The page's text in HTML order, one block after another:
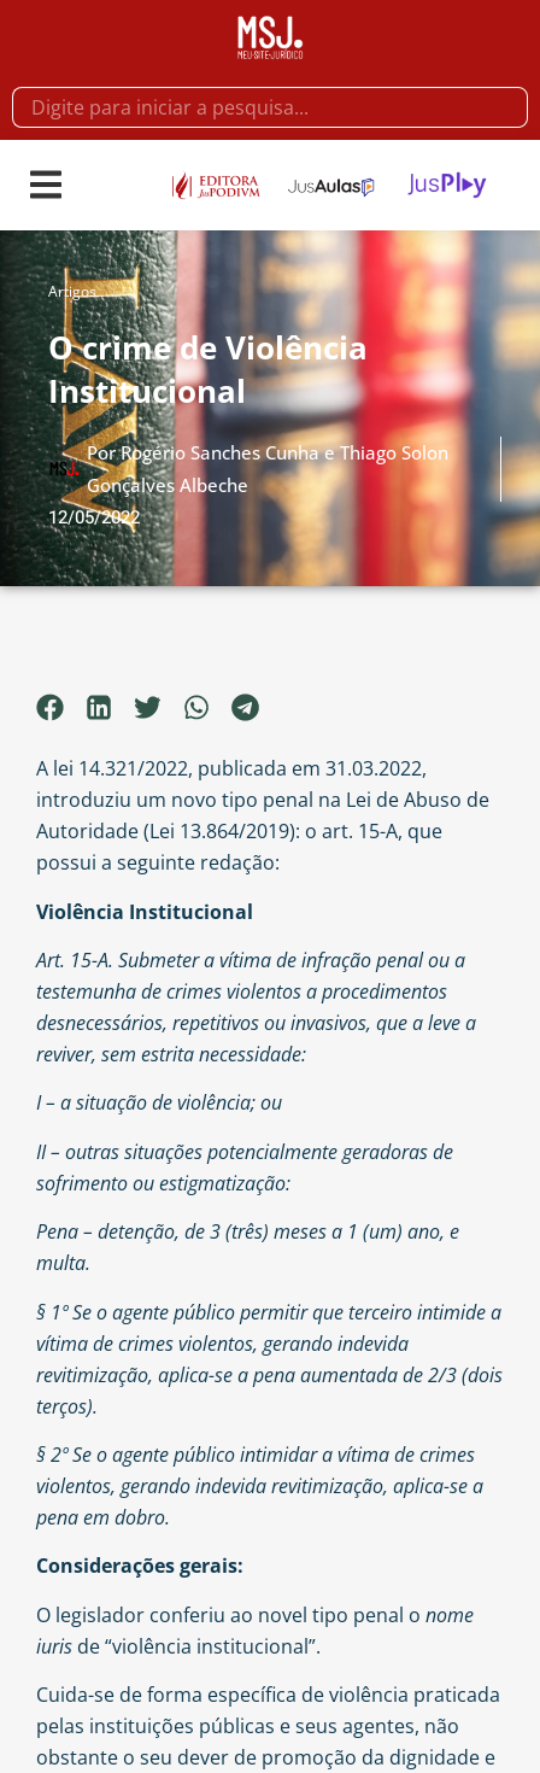
Artigos
O crime de Violência
Institucional
PorRogério Sanches Cunha e Thiago Solon
Gonçalves Albeche
12/05/2022
A lei 14.321/2022, publicada em 31.03.2022,
introduziu um novo tipo penal na Lei de Abuso de
Autoridade (Lei 13.864/2019): o art. 15-A, que
possui a seguinte redação:
Violência Institucional
Art. 15-A. Submeter a vítima de infração penal ou a
testemunha de crimes violentos a procedimentos
desnecessários, repetitivos ou invasivos, que a leve a
reviver, sem estrita necessidade:
I – a situação de violência; ou
II – outras situações potencialmente geradoras de
sofrimento ou estigmatização:
Pena – detenção, de 3 (três) meses a 1 (um) ano, e
multa.
§ 1º Se o agente público permitir que terceiro intimide a
vítima de crimes violentos, gerando indevida
revitimização, aplica-se a pena aumentada de 2/3 (dois
terços).
§ 2º Se o agente público intimidar a vítima de crimes
violentos, gerando indevida revitimização, aplica-se a
pena em dobro.
Considerações gerais:
O legislador conferiu ao novel tipo penal o nome
iuris de “violência institucional”.
Cuida-se de forma específica de violência praticada
pelas instituições públicas e seus agentes, não
obstante o seu dever de promoção da dignidade e